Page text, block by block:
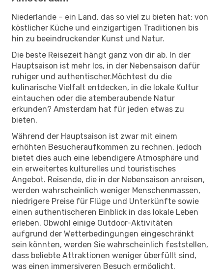
Niederlande – ein Land, das so viel zu bieten hat: von
köstlicher Küche und einzigartigen Traditionen bis
hin zu beeindruckender Kunst und Natur.
Die beste Reisezeit hängt ganz von dir ab. In der
Hauptsaison ist mehr los, in der Nebensaison dafür
ruhiger und authentischer.Möchtest du die
kulinarische Vielfalt entdecken, in die lokale Kultur
eintauchen oder die atemberaubende Natur
erkunden? Amsterdam hat für jeden etwas zu
bieten.
Während der Hauptsaison ist zwar mit einem
erhöhten Besucheraufkommen zu rechnen, jedoch
bietet dies auch eine lebendigere Atmosphäre und
ein erweitertes kulturelles und touristisches
Angebot. Reisende, die in der Nebensaison anreisen,
werden wahrscheinlich weniger Menschenmassen,
niedrigere Preise für Flüge und Unterkünfte sowie
einen authentischeren Einblick in das lokale Leben
erleben. Obwohl einige Outdoor-Aktivitäten
aufgrund der Wetterbedingungen eingeschränkt
sein könnten, werden Sie wahrscheinlich feststellen,
dass beliebte Attraktionen weniger überfüllt sind,
was einen immersiveren Besuch ermöglicht.